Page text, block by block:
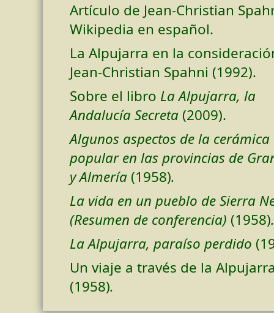
Artículo de Jean-Christian
Wikipedia en español.
La Alpujarra en la
Jean-Christian Spahni (1992).
Sobre el libro La Alpujarra, la
Andalucía Secreta(2009).
Algunos aspectos de la cerámica
popular en las provincias de
y Almería (1958).
La vida en un pueblo de Sierra
(Resumen de conferencia) (1958).
La Alpujarra, paraíso perdido
Un viaje a través de la
(1958).